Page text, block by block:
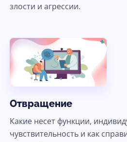
злости и агрессии.
Отвращение
Какие несет функции,
чувствительность и как